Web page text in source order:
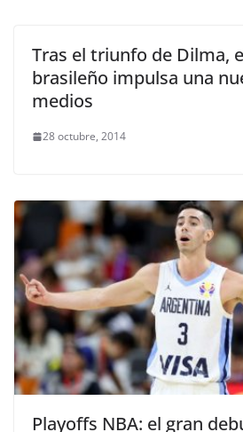
Tras el triunfo de Dilma,
brasileño impulsa una
medios
28 octubre, 2014
Playoffs NBA: el gran